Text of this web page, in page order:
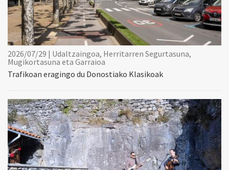
2026/07/29 | Udaltzaingoa, Herritarren Segurtasuna,
Mugikortasuna eta Garraioa
Trafikoan eragingo du Donostiako Klasikoak